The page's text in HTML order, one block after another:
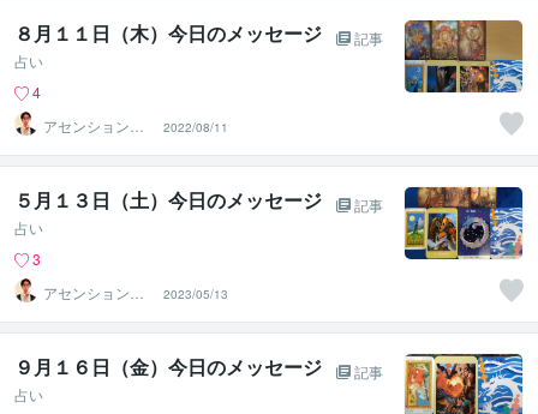
８月１１日（木）今日のメッセージ
記事
占い
4
アセンションナ
ビゲーター和（K
azu）
2022/08/11
５月１３日（土）今日のメッセージ
記事
占い
3
アセンションナ
ビゲーター和（K
azu）
2023/05/13
９月１６日（金）今日のメッセージ
記事
占い